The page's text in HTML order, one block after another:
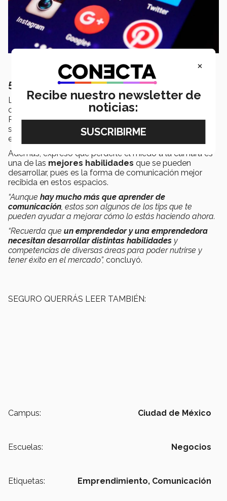
5.- Perderle el miedo a la cámara
La experta encomunicación y emprendimiento,
comentó que las redes sociales como Instagram con
Reels y Tik Tok, demandan que los emprendedores
sepan hacer videos de calidad para posicionarse en
estos canales.
Además, expresó que perderle el miedo a la cámara es
una de las mejores habilidades que se pueden
desarrollar, pues es la forma de comunicación mejor
recibida en estos espacios.
“Aunque hay mucho más que aprender de
comunicación, estos son algunos de los tips que te
pueden ayudar a mejorar cómo lo estás haciendo ahora.
“Recuerda que un emprendedor y una emprendedora
necesitan desarrollar distintas habilidades y
competencias de diversas áreas para poder nutrirse y
tener éxito en el mercado”, concluyó.
SEGURO QUERRÁS LEER TAMBIÉN:
Campus: Ciudad de México
Escuelas: Negocios
Etiquetas: Emprendimiento, Comunicación
×
Recibe nuestro newsletter de
noticias: